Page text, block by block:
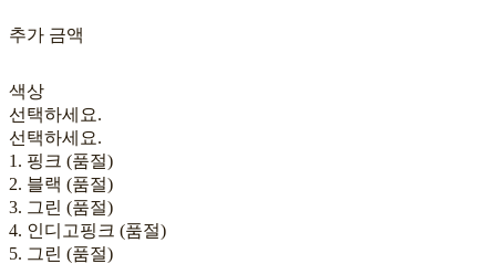
추가 금액
색상
선택하세요.
선택하세요.
1. 핑크 (품절)
2. 블랙 (품절)
3. 그린 (품절)
4. 인디고핑크 (품절)
5. 그린 (품절)